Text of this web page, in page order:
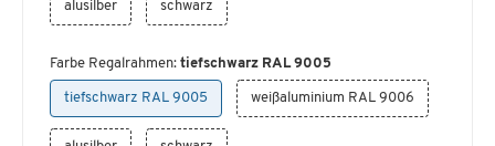
alusilber schwarz
Farbe Regalrahmen: tiefschwarz RAL 9005
tiefschwarz RAL 9005 weißaluminium RAL 9006